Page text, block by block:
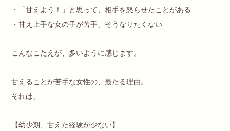
・「甘えよう！」と思って、相手を怒らせたことがある
・甘え上手な女の子が苦手、そうなりたくない
こんなこたえが、多いように感じます。
甘えることが苦手な女性の、最たる理由。
それは、
【幼少期、甘えた経験が少ない】